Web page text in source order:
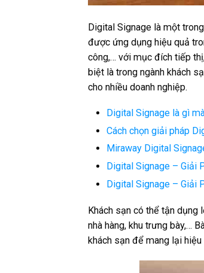
Digital Signage là một
được ứng dụng hiệu quả
công,… với mục đích tiếp
biệt là trong ngành khách
cho nhiều doanh nghiệp.
Digital Signage là gì
Cách chọn giải pháp
Miraway Digital
Digital Signage – Giải
Digital Signage – Giải
Khách sạn có thể tận dụng
nhà hàng, khu trưng bày,…
khách sạn để mang lại